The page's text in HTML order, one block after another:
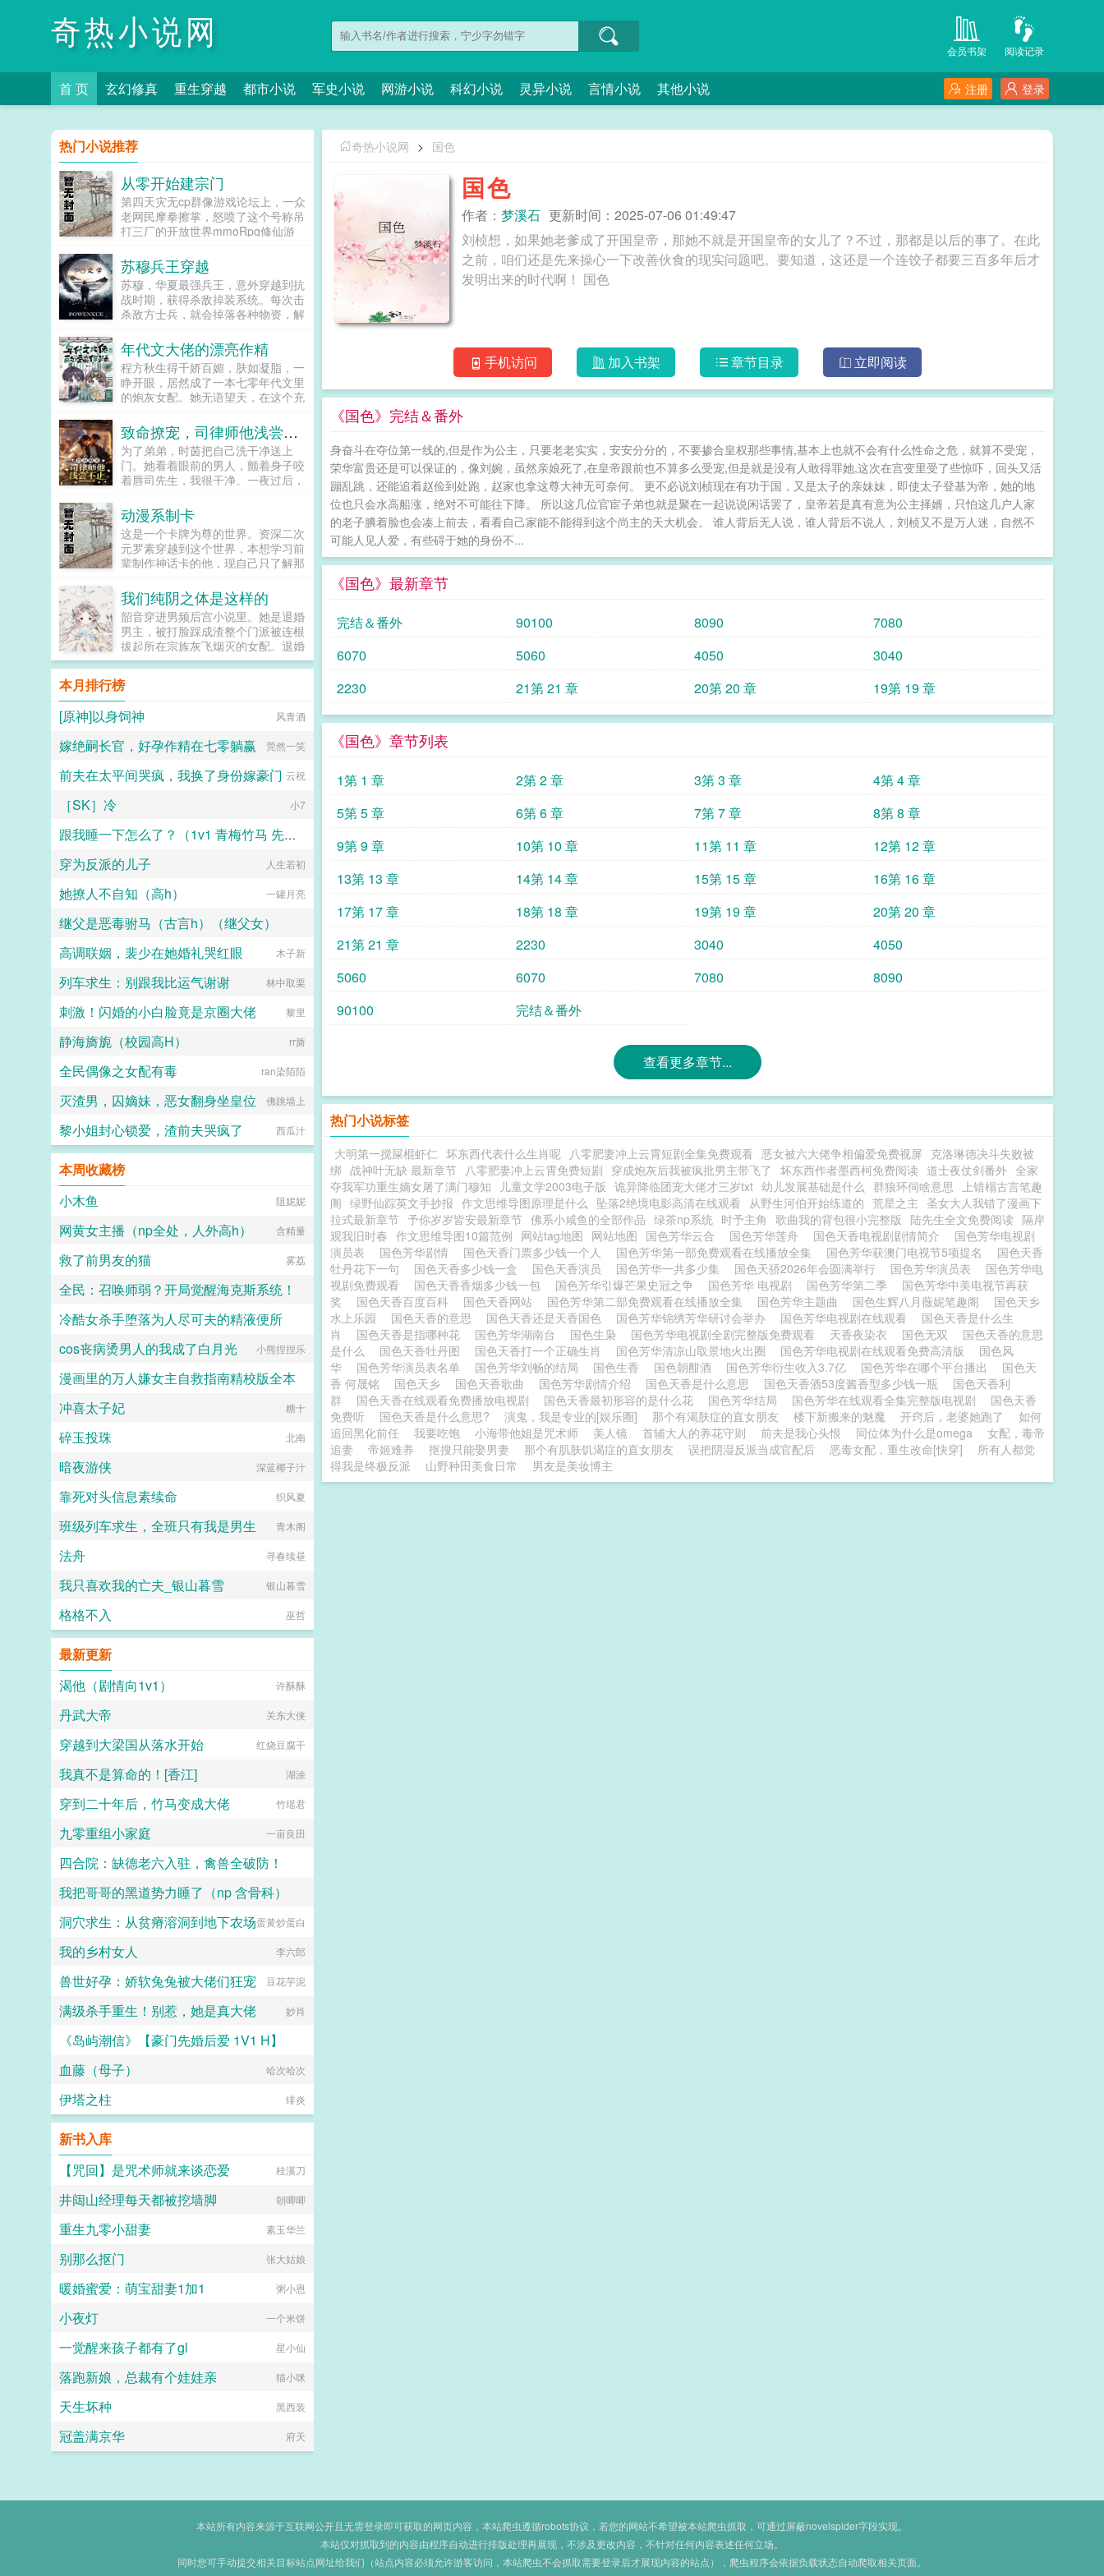
奇热小说网 阅读记录
会员书架
首 页 玄幻修真 重生穿越 都市小说 军史小说 网游小说 科幻小说 灵异小说 言情小说 其他小说 登录
注册
奇热小说网 > 国色
国色
作者： 梦溪石 更新时间：2025-07-06 01:49:47
刘桢想，如果她老爹成了开国皇帝，那她不就是开国皇帝的女儿了？不过，那都是以后的事了。在此
之前，咱们还是先来操心一下改善伙食的现实问题吧。要知道，这还是一个连饺子都要三百多年后才
发明出来的时代啊！ 国色
手机访问 加入书架 章节目录 立即阅读
《国色》完结＆番外
身奋斗在夺位第一线的,但是作为公主，只要老老实实，安安分分的，不要掺合皇权那些事情,基本上也就不会有什么性命之危，就算不受宠，
荣华富贵还是可以保证的，像刘婉，虽然亲娘死了,在皇帝跟前也不算多么受宠,但是就是没有人敢得罪她,这次在宫变里受了些惊吓，回头又活
蹦乱跳，还能追着赵俭到处跑，赵家也拿这尊大神无可奈何。 更不必说刘桢现在有功于国，又是太子的亲妹妹，即使太子登基为帝，她的地
位也只会水高船涨，绝对不可能往下降。 所以这几位官宦子弟也就是聚在一起说说闲话罢了，皇帝若是真有意为公主择婿，只怕这几户人家
的老子腆着脸也会凑上前去，看看自己家能不能得到这个尚主的天大机会。 谁人背后无人说，谁人背后不说人，刘桢又不是万人迷，自然不
可能人见人爱，有些碍于她的身份不...
《国色》最新章节
完结＆番外 90100 8090
7080
6070
5060 4050
3040
2230
21第 21 章 20第 20 章 19第 19 章
《国色》章节列表
1第 1 章 2第 2 章 3第 3 章
4第 4 章
5第 5 章
6第 6 章 7第 7 章
8第 8 章
9第 9 章
10第 10 章 11第 11 章
12第 12 章
13第 13 章
14第 14 章 15第 15 章
16第 16 章
17第 17 章
18第 18 章 19第 19 章
20第 20 章
21第 21 章
2230 3040
4050
5060
6070 7080
8090
90100
完结＆番外
查看更多章节...
热门小说标签
大明第一搅屎棍虾仁 坏东西代表什么生肖呢 八零肥妻冲上云霄短剧全集免费观看 恶女被六大佬争相偏爱免费视屏 克洛琳德决斗失败被
绑 战神叶无缺 最新章节 八零肥妻冲上云霄免费短剧 穿成炮灰后我被疯批男主带飞了 坏东西作者墨西柯免费阅读 道士夜仗剑番外 全家
夺我军功重生嫡女屠了满门穆知
儿童文学2003电子版 诡异降临团宠大佬才三岁txt 幼儿发展基础是什么 群狼环伺啥意思
上错榻古言笔趣
阁 绿野仙踪英文手抄报 作文思维导图原理是什么 坠落2绝境电影高清在线观看 从野生河伯开始练道的 荒星之主 圣女大人我错了漫画下
拉式最新章节 予你岁岁皆安最新章节 佛系小咸鱼的全部作品 绿茶np系统 时予主角 歌曲我的背包很小完整版 陆先生全文免费阅读 隔岸
观我旧时春 作文思维导图10篇范例 网站tag地图 网站地图 国色芳华云合 国色芳华莲舟 国色天香电视剧剧情简介
国色芳华电视剧
演员表
国色芳华剧情 国色天香门票多少钱一个人 国色芳华第一部免费观看在线播放全集 国色芳华获澳门电视节5项提名
国色天香
牡丹花下一句
国色天香多少钱一盒 国色天香演员 国色芳华一共多少集 国色天骄2026年会圆满举行 国色芳华演员表
国色芳华电
视剧免费观看
国色天香香烟多少钱一包 国色芳华引爆芒果史冠之争 国色芳华 电视剧 国色芳华第二季
国色芳华中美电视节再获
奖
国色天香百度百科 国色天香网站 国色芳华第二部免费观看在线播放全集 国色芳华主题曲 国色生辉八月薇妮笔趣阁
国色天乡
水上乐园
国色天香的意思 国色天香还是天香国色 国色芳华锦绣芳华研讨会举办 国色芳华电视剧在线观看
国色天香是什么生
肖
国色天香是指哪种花 国色芳华湖南台 国色生枭 国色芳华电视剧全剧完整版免费观看 天香夜染衣 国色无双
国色天香的意思
是什么
国色天香牡丹图 国色天香打一个正确生肖 国色芳华清凉山取景地火出圈 国色芳华电视剧在线观看免费高清版
国色风
华
国色芳华演员表名单 国色芳华刘畅的结局 国色生香 国色朝酣酒 国色芳华衍生收入3.7亿 国色芳华在哪个平台播出
国色天
香 何晟铭
国色天乡 国色天香歌曲 国色芳华剧情介绍 国色天香是什么意思 国色天香酒53度酱香型多少钱一瓶
国色天香利
群
国色天香在线观看免费播放电视剧 国色天香最初形容的是什么花 国色芳华结局 国色芳华在线观看全集完整版电视剧
国色天香
免费听
国色天香是什么意思? 演鬼，我是专业的[娱乐圈] 那个有渴肤症的直女朋友 楼下新搬来的魅魔 开窍后，老婆她跑了
如何
追回黑化前任
我要吃饱 小海带他姐是咒术师 美人镜 首辅大人的养花守则 前夫是我心头恨 同位体为什么是omega
女配，毒帝
追妻
帝姬难养 抠搜只能娶男妻 那个有肌肤饥渴症的直女朋友 误把阴湿反派当成官配后 恶毒女配，重生改命[快穿]
所有人都觉
得我是终极反派
山野种田美食日常 男友是美妆博主
热门小说推荐
从零开始建宗门
第四天灾无cp群像游戏论坛上，一众
老网民摩拳擦掌，怒喷了这个号称吊
打三厂的开放世界mmoRpg修仙游
它比起来还真特么是弟弟！那波澜壮
阔的异世天地，海内十洲海外三岛，
宏大到令人头晕目眩的地图。瑰丽的
仙侠神话，神仙鬼怪异兽妖魔还有一
个饱含无数玩家心血从零建立起来的
门为什么号称天下第一修仙宗门啊？
可能因为人多？重开二周目的方羡鱼
面带慈祥地看着一众自我pua能力良
好的韭菜（划掉）玩家，心满意足，
萌新看了眼实时在线人数5oo万，迷
茫地挠了挠头。你管一个至少五百万
人的组织叫修仙宗门？书友群
974199522（群里有角色表可以填
欢迎大家来玩哦）...
苏穆兵王穿越
苏穆，华夏最强兵王，意外穿越到抗
战时期，获得杀敌掉装系统。每次击
杀敌方士兵，就会掉落各种物资，解
系统提示恭喜宿主击杀敌方士...
年代文大佬的漂亮作精
程方秋生得千娇百媚，肤如凝脂，一
睁开眼，居然成了一本七零年代文里
的炮灰女配。她无语望天，在这个充
着便宜老公的丰厚工资买买买，顺便
再好好享受宽肩窄腰，冷峻帅气...致命撩宠，司律师他浅尝不止
为了弟弟，时茵把自己洗干净送上
门。她看着眼前的男人，颤着身子咬
着唇司先生，我很干净。一夜过后，
扬镳。然而，再次被男人救下时，她
却被男人堵在墙角，冷淡矜贵的男人
掸了掸烟灰，仿佛随口问道时茵，我
救了你，你打算怎么感谢我。他救她
三次，她搭上一辈子。时茵以为这是
兔，隐忍多时。对于司危来说，爱一
个人就是从渴望开始，他渴望时茵许
久，爱她一生。...
动漫系制卡
这是一个卡牌为尊的世界。资深二次
元罗素穿越到这个世界，本想学习前
辈制作神话卡的他，现自己只了解那
思。无奈之下，他只能运用前世的知
识（番剧）储备，开始打造属于自己
的卡牌。山本元柳斋重国碎蜂朽木白
哉杀人集团显露狰狞獠牙。千手柱间
千手扉间猿飞日斩火之意志于此显
现。路飞索隆山治草帽海贼团在此集
结。...
我们纯阴之体是这样的
韶音穿进男频后宫小说里。她是退婚
男主，被打脸踩成渣整个门派被连根
拔起所在宗族灰飞烟灭的女配。退婚
有什么大不了的？退婚后，他就是清
清白白的好汉一条，前程光明，未来
无限。但既然他这么记恨N多年后。
龙傲天男主我知道是我配不上你，但
我在你身边鞍前马后了五百年，饭给
抢，你特么能不能看我一眼？...
本月排行榜
[原神]以身饲神
风青酒
嫁绝嗣长官，好孕作精在七零躺赢 莞然一笑
前夫在太平间哭疯，我换了身份嫁豪门 云祝
［SK］冷 小7
跟我睡一下怎么了？（1v1 青梅竹马 先婚后爱）
芒果烧酒
穿为反派的儿子 人生若初
她撩人不自知（高h） 一罐月亮
继父是恶毒驸马（古言h）（继父女）
公子缺斤少两
高调联姻，裴少在她婚礼哭红眼 木子新
列车求生：别跟我比运气谢谢 林中取栗
刺激！闪婚的小白脸竟是京圈大佬 黎里
静海旖旎（校园高H） rr旖
全民偶像之女配有毒 ran染陌陌
灭渣男，囚嫡妹，恶女翻身坐皇位 佛跳墙上
黎小姐封心锁爱，渣前夫哭疯了 西瓜汁
本周收藏榜
小木鱼
阻妮妮
网黄女主播（np全处，人外高h） 含精量
救了前男友的猫 雾荔
全民：召唤师弱？开局觉醒海克斯系统！
一脸糊涂
冷酷女杀手堕落为人尽可夫的精液便所
嘿嘿嘿
cos丧病烫男人的我成了白月光 小熊捏捏乐
漫画里的万人嫌女主自救指南精校版全本
塞克斯白木清
冲喜太子妃 糖十
碎玉投珠 北南
暗夜游侠 深蓝椰子汁
靠死对头信息素续命 织风夏
班级列车求生，全班只有我是男生 青木阁
法舟 寻春续昼
我只喜欢我的亡夫_银山暮雪 银山暮雪
格格不入 巫哲
最新更新
渴他（剧情向1v1）
许酥酥
丹武大帝 关东大侠
穿越到大梁国从落水开始 红烧豆腐干
我真不是算命的！[香江] 湖涂
穿到二十年后，竹马变成大佬 竹瑶君
九零重组小家庭 一亩良田
四合院：缺德老六入驻，禽兽全破防！
一把破键盘
我把哥哥的黑道势力睡了（np 含骨科）
子时南笙烟
洞穴求生：从贫瘠溶洞到地下农场蛋黄炒蛋白
我的乡村女人 李六郎
兽世好孕：娇软兔兔被大佬们狂宠 豆花芋泥
满级杀手重生！别惹，她是真大佬 妙肖
《岛屿潮信》【豪门先婚后爱 1V1 H】
AAA稻香村山楂锅盔
血藤（母子） 哈次哈次
伊塔之柱 绯炎
新书入库
【咒回】是咒术师就来谈恋爱
桂溪刀
井闼山经理每天都被挖墙脚 朝唧唧
重生九零小甜妻 素玉华兰
别那么抠门 张大姑娘
暖婚蜜爱：萌宝甜妻1加1 粥小恩
小夜灯 一个米饼
一觉醒来孩子都有了gl 星小仙
落跑新娘，总裁有个娃娃亲 猫小咪
天生坏种 黑西装
冠盖满京华 府天
本站所有内容来源于互联网公开且无需登录即可获取的网页内容，本站爬虫遵循robots协议，若您的网站不希望被本站爬虫抓取，可通过屏蔽novelspider字段实现。
本站仅对抓取到的内容由程序自动进行排版处理再展现，不涉及更改内容，不针对任何内容表述任何立场。
同时您可手动提交相关目标站点网址给我们（站点内容必须允许游客访问，本站爬虫不会抓取需要登录后才展现内容的站点），爬虫程序会依据负载状态自动爬取相关页面。